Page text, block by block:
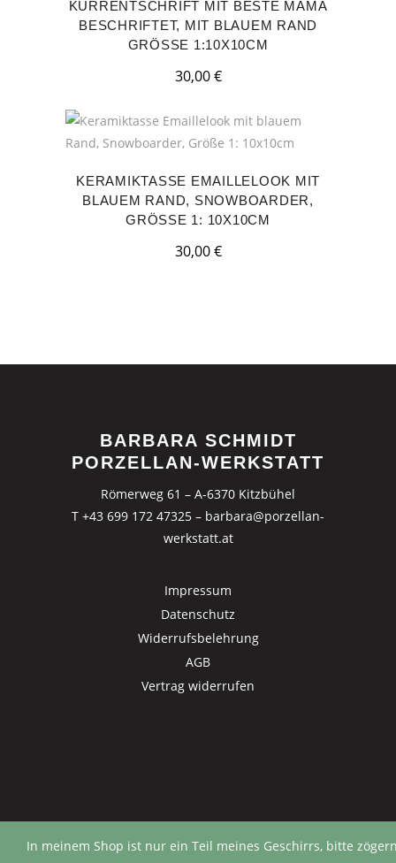
In meinem Shop ist nur ein Teil meines Geschirrs, bitte
KURRENTSCHRIFT MIT BESTE MAMA
BESCHRIFTET, MIT BLAUEM RAND
GRÖSSE 1:10X10CM
30,00€
KERAMIKTASSE EMAILLELOOK MIT
BLAUEM RAND, SNOWBOARDER,
GRÖSSE 1: 10X10CM
30,00€
BARBARA SCHMIDT
PORZELLAN-WERKSTATT
Römerweg 61 – A-6370 Kitzbühel
T +43 699 172 47325 – barbara@porzellan-
werkstatt.at
Impressum
Datenschutz
Widerrufsbelehrung
AGB
Vertrag widerrufen